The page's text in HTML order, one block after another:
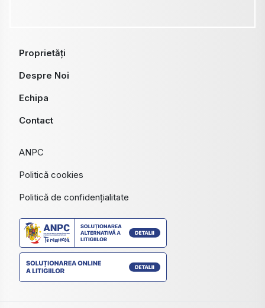
Proprietăți
Despre Noi
Echipa
Contact
ANPC
Politică cookies
Politică de confidențialitate